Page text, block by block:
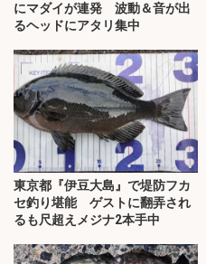
にマダイが連発 波動＆音が出
るヘッドにアタリ集中
東京都『伊豆大島』で堤防フカ
セ釣り堪能 ゲストに翻弄され
るも尺超えメジナ2本手中